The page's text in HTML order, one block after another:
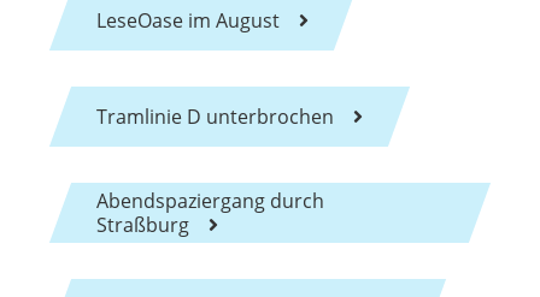
LeseOase im August
Tramlinie D unterbrochen
Abendspaziergang durch
Straßburg